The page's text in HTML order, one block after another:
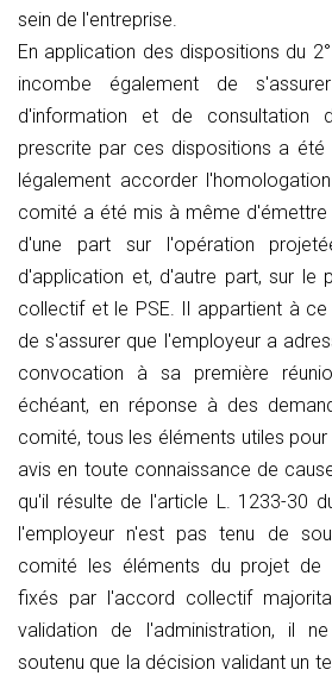
sein de l'entreprise.
En application des dispositions du
incombe également de
d'information et de consultation
prescrite par ces dispositions a été
légalement accorder
comité a été mis à même d'émettre
d'une part sur l'opération
d'application et, d'autre part, sur le
collectif et le PSE. Il appartient à
de s'assurer que l'employeur a
convocation à sa première
échéant, en réponse à des
comité, tous les éléments utiles
avis en toute connaissance de
qu'il résulte de l'article L. 1233-30
l'employeur n'est pas tenu de
comité les éléments du projet de
fixés par l'accord collectif
validation de l'administration, il
soutenu que la décision validant un